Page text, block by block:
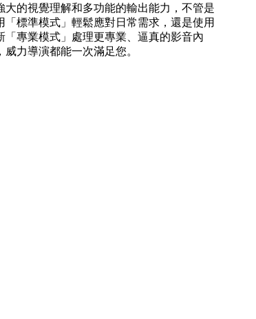
大的視覺理解和多功能的輸出能力，不管是
「標準模式」輕鬆應對日常需求，還是使用
「專業模式」處理更專業、逼真的影音內
威力導演都能一次滿足您。